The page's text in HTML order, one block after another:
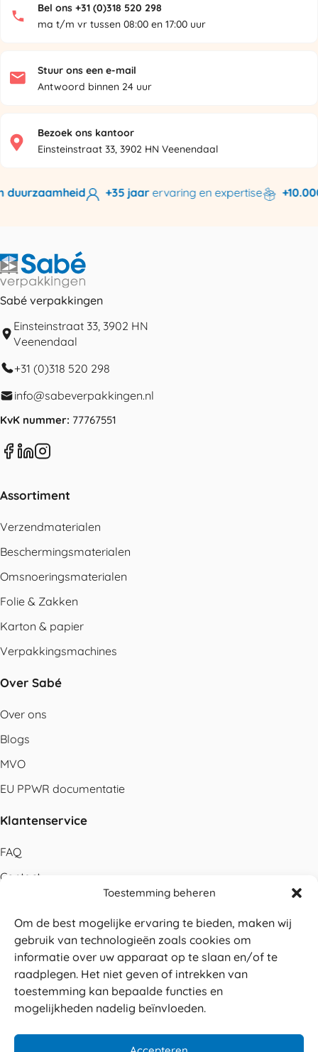
Toestemming beheren
Om de best mogelijke ervaring te bieden, maken wij
gebruik van technologieën zoals cookies om
informatie over uw apparaat op te slaan en/of te
raadplegen. Het niet geven of intrekken van
toestemming kan bepaalde functies en
mogelijkheden nadelig beïnvloeden.
Bel ons +31 (0)318 520 298
ma t/m vr tussen 08:00 en 17:00 uur
Stuur ons een e-mail
Antwoord binnen 24 uur
Bezoek ons kantoor
Einsteinstraat 33, 3902 HN Veenendaal
+35 jaarervaring en expertise +10.000
Sabé verpakkingen
Einsteinstraat 33, 3902 HN
Veenendaal
+31 (0)318 520 298
info@sabeverpakkingen.nl
KvK nummer: 77767551
Assortiment
Verzendmaterialen
Beschermingsmaterialen
Omsnoeringsmaterialen
Folie & Zakken
Karton & papier
Verpakkingsmachines
Over Sabé
Over ons
Blogs
MVO
EU PPWR documentatie
Klantenservice
FAQ
Contact
Betalen
Levering
Retouren
Service en garantie